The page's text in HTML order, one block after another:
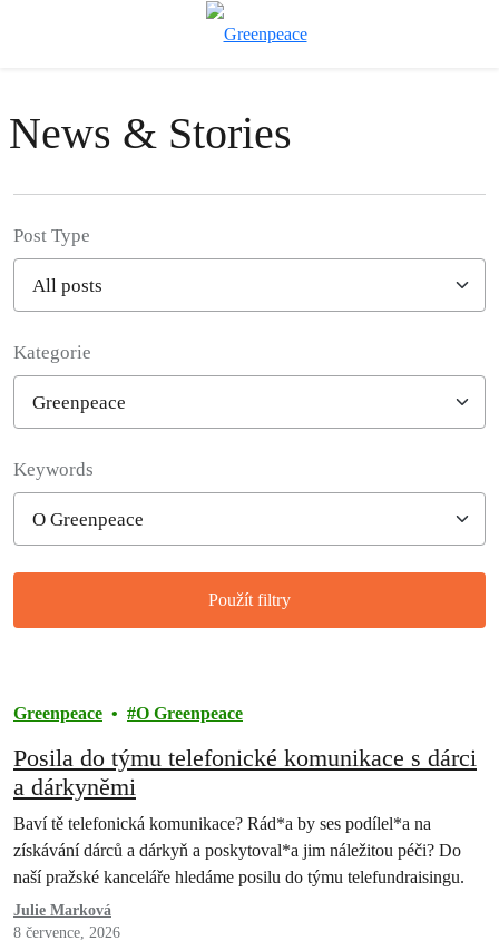
News & Stories
Post Type
Kategorie
Keywords
Použít filtry
Greenpeace O Greenpeace
Posila do týmu telefonické komunikace s dárci
a dárkyněmi
Baví tě telefonická komunikace? Rád*a by ses podílel*a na
získávání dárců a dárkyň a poskytoval*a jim náležitou péči? Do
naší pražské kanceláře hledáme posilu do týmu telefundraisingu.
Julie Marková
8 července, 2026